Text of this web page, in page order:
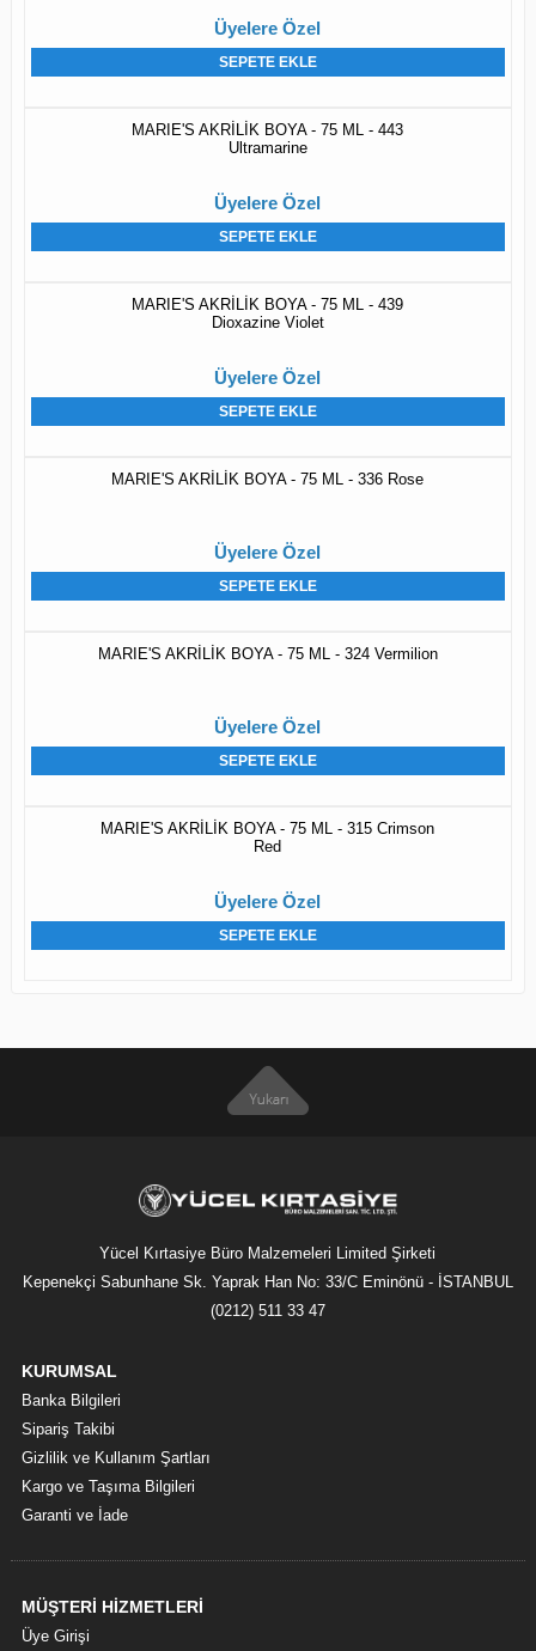
Üyelere Özel
SEPETE EKLE
MARIE'S AKRİLİK BOYA - 75 ML - 443
Ultramarine
Üyelere Özel
SEPETE EKLE
MARIE'S AKRİLİK BOYA - 75 ML - 439
Dioxazine Violet
Üyelere Özel
SEPETE EKLE
MARIE'S AKRİLİK BOYA - 75 ML - 336 Rose
Üyelere Özel
SEPETE EKLE
MARIE'S AKRİLİK BOYA - 75 ML - 324 Vermilion
Üyelere Özel
SEPETE EKLE
MARIE'S AKRİLİK BOYA - 75 ML - 315 Crimson
Red
Üyelere Özel
SEPETE EKLE
Yücel Kırtasiye Büro Malzemeleri Limited Şirketi
Kepenekçi Sabunhane Sk. Yaprak Han No: 33/C Eminönü - İSTANBUL
(0212) 511 33 47
KURUMSAL
Banka Bilgileri
Sipariş Takibi
Gizlilik ve Kullanım Şartları
Kargo ve Taşıma Bilgileri
Garanti ve İade
MÜŞTERİ HİZMETLERİ
Üye Girişi